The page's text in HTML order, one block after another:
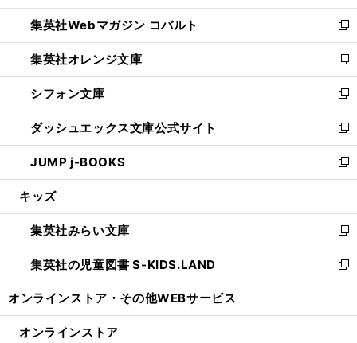
開
く
ウ
で
開
く
ン
ド
ウ
で
開
く
ウ
ィ
ン
ド
ウ
で
開
く
集英社Webマガジン コバルト
新
し
い
ウ
ィ
ン
ド
ウ
で
開
集英社オレンジ文庫
新
し
い
ウ
ィ
ン
ド
ウ
開
く
シフォン文庫
新
し
い
ウ
ィ
ン
ウ
で
開
く
ダッシュエックス文庫公式サイト
新
し
い
ウ
ン
ド
ウ
で
JUMP j-BOOKS
新
し
ウ
ィ
ン
ド
開
キッズ
集英社みらい文庫
新
し
い
ン
集英社の児童図書 S-KIDS.LAND
新
ウ
オンラインストア・ その他WEBサービス
オンラインストア